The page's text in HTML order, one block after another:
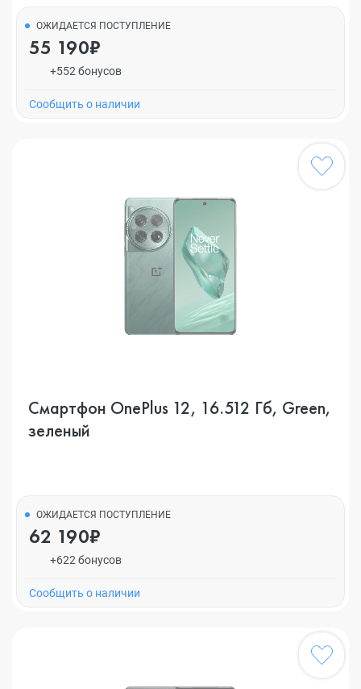
ОЖИДАЕТСЯ ПОСТУПЛЕНИЕ
55 190₽
+552 бонусов
Cообщить о наличии
Смартфон OnePlus 12, 16.512 Гб, Green,
зеленый
ОЖИДАЕТСЯ ПОСТУПЛЕНИЕ
62 190₽
+622 бонусов
Cообщить о наличии